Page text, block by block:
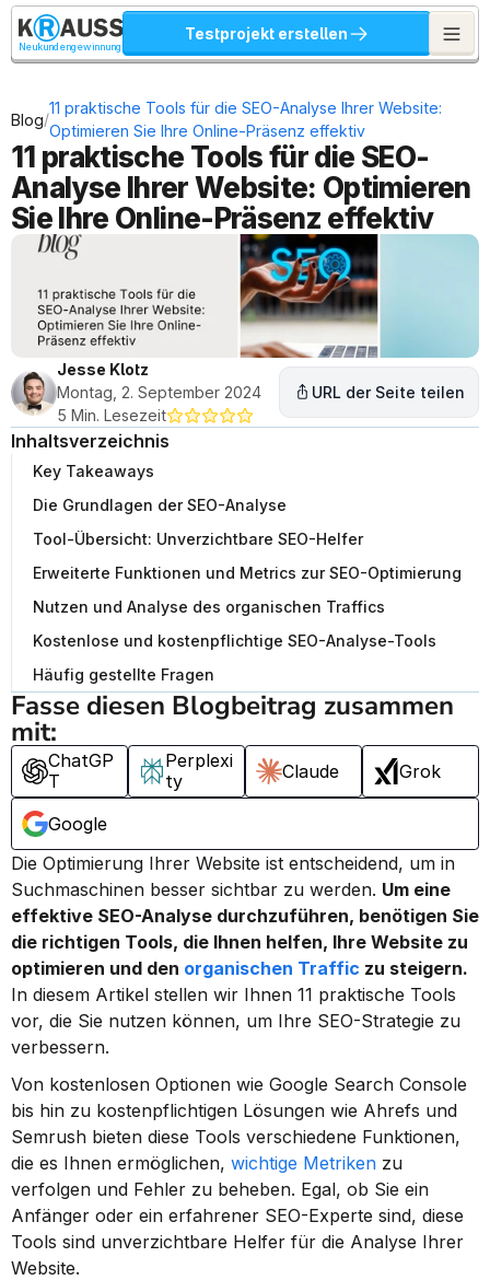
Neukundengewinnung
Testprojekt erstellen
Blog/
11 praktische Tools für die SEO-Analyse Ihrer Website:
Optimieren Sie Ihre Online-Präsenz effektiv
11 praktische Tools für die SEO-
Analyse Ihrer Website: Optimieren
Sie Ihre Online-Präsenz effektiv
Jesse Klotz
Montag, 2. September 2024
5 Min. Lesezeit
URL der Seite teilen
Inhaltsverzeichnis
Key Takeaways
Die Grundlagen der SEO-Analyse
Tool-Übersicht: Unverzichtbare SEO-Helfer
Erweiterte Funktionen und Metrics zur SEO-Optimierung
Nutzen und Analyse des organischen Traffics
Kostenlose und kostenpflichtige SEO-Analyse-Tools
Häufig gestellte Fragen
Fasse diesen Blogbeitrag zusammen
mit:
ChatGP
T
Perplexi
ty
Claude Grok
Google
Die Optimierung Ihrer Website ist entscheidend, um in
Suchmaschinen besser sichtbar zu werden. Um eine
effektive SEO-Analyse durchzuführen, benötigen Sie
die richtigen Tools, die Ihnen helfen, Ihre Website zu
optimieren und den organischen Traffic zu steigern.
In diesem Artikel stellen wir Ihnen 11 praktische Tools
vor, die Sie nutzen können, um Ihre SEO-Strategie zu
verbessern.
Von kostenlosen Optionen wie Google Search Console
bis hin zu kostenpflichtigen Lösungen wie Ahrefs und
Semrush bieten diese Tools verschiedene Funktionen,
die es Ihnen ermöglichen, wichtige Metriken zu
verfolgen und Fehler zu beheben. Egal, ob Sie ein
Anfänger oder ein erfahrener SEO-Experte sind, diese
Tools sind unverzichtbare Helfer für die Analyse Ihrer
Website.